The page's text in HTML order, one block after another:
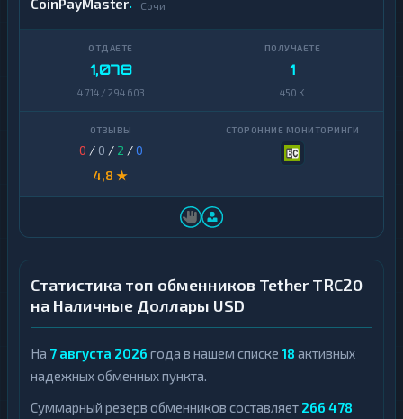
CoinPayMaster Сочи
1,078
4 714 / 294 603
1
450 K
0 / 0 / 2 /0
4,8 ★
Статистика топ обменников Tether TRC20
на Наличные Доллары USD
На 7 августа 2026 года в нашем списке 18 активных
надежных обменных пункта.
Суммарный резерв обменников составляет 266 478